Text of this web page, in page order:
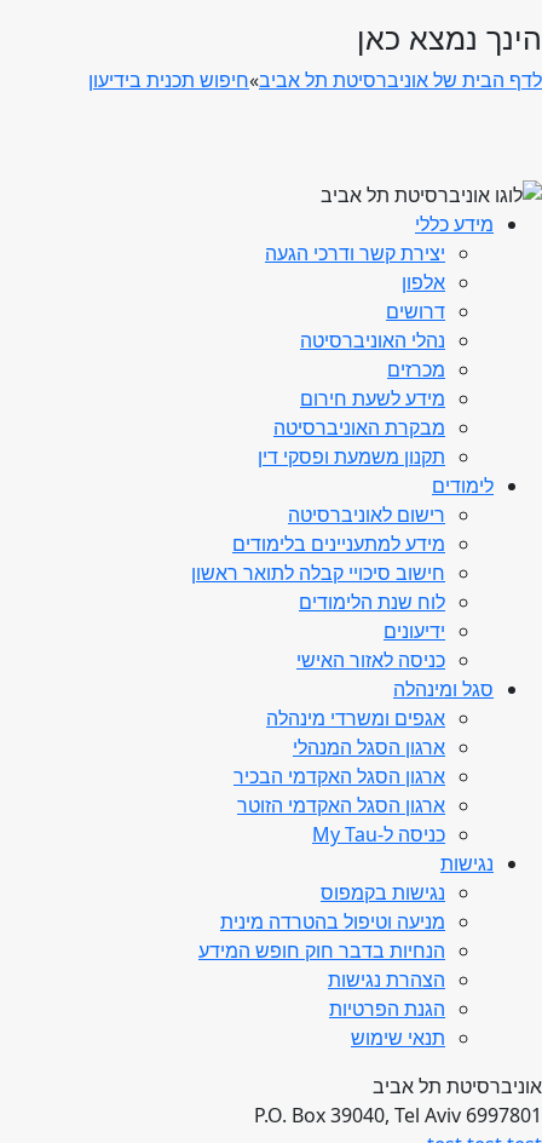
הינך נמצא כאן
לדף הבית של אוניברסיטת תל אביב»חיפוש תכנית בידיעון
מידע כללי
יצירת קשר ודרכי הגעה
אלפון
דרושים
נהלי האוניברסיטה
מכרזים
מידע לשעת חירום
מבקרת האוניברסיטה
תקנון משמעת ופסקי דין
לימודים
רישום לאוניברסיטה
מידע למתעניינים בלימודים
חישוב סיכויי קבלה לתואר ראשון
לוח שנת הלימודים
ידיעונים
כניסה לאזור האישי
סגל ומינהלה
אגפים ומשרדי מינהלה
ארגון הסגל המנהלי
ארגון הסגל האקדמי הבכיר
ארגון הסגל האקדמי הזוטר
כניסה ל-My Tau
נגישות
נגישות בקמפוס
מניעה וטיפול בהטרדה מינית
הנחיות בדבר חוק חופש המידע
הצהרת נגישות
הגנת הפרטיות
תנאי שימוש
אוניברסיטת תל אביב
P.O. Box 39040, Tel Aviv 6997801